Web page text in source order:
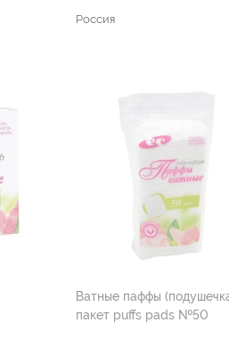
Россия
Ватные паффы
пакет puffs pads №50